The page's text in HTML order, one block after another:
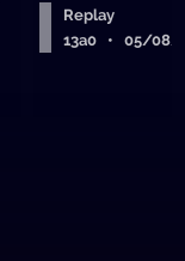
Replay
13a0 • 05/08/